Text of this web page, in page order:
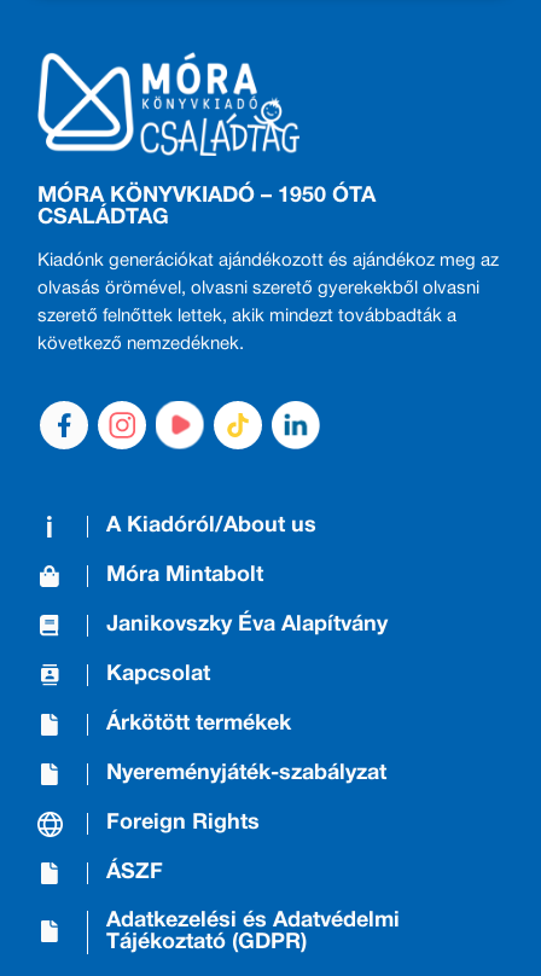
MÓRA KÖNYVKIADÓ – 1950 ÓTA
CSALÁDTAG
Kiadónk generációkat ajándékozott és ajándékoz meg az
olvasás örömével, olvasni szerető gyerekekből olvasni
szerető felnőttek lettek, akik mindezt továbbadták a
következő nemzedéknek.
A Kiadóról/About us
Móra Mintabolt
Janikovszky Éva Alapítvány
Kapcsolat
Árkötött termékek
Nyereményjáték-szabályzat
Foreign Rights
ÁSZF
Adatkezelési és Adatvédelmi
Tájékoztató (GDPR)